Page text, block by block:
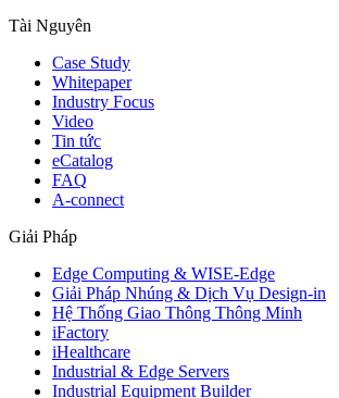
Tài Nguyên
Case Study
Whitepaper
Industry Focus
Video
Tin tức
eCatalog
FAQ
A-connect
Giải Pháp
Edge Computing & WISE-Edge
Giải Pháp Nhúng & Dịch Vụ Design-in
Hệ Thống Giao Thông Thông Minh
iFactory
iHealthcare
Industrial & Edge Servers
Industrial Equipment Builder